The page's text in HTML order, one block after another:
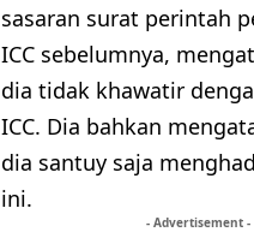
sasaran surat perintah
ICC sebelumnya,
dia tidak khawatir
ICC. Dia bahkan
dia santuy saja
ini.
- Advertisement -